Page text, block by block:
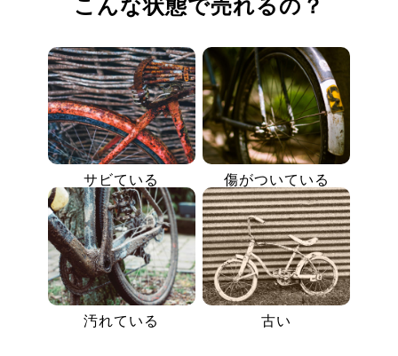
こんな状態で売れるの？
サビている 傷がついている
汚れている 古い